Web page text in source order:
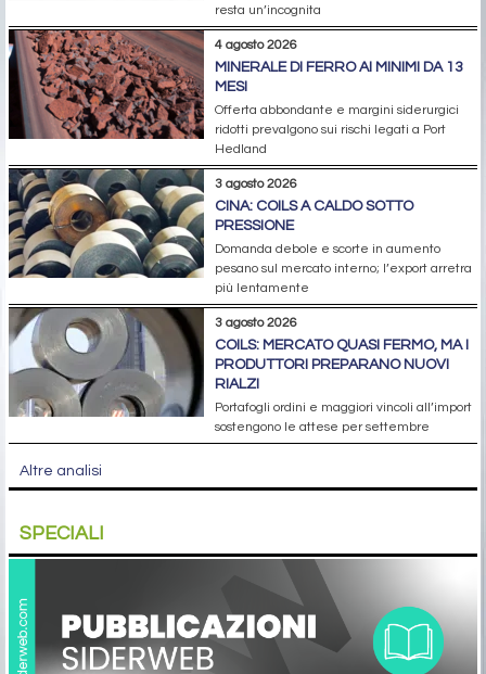
resta un’incognita
4 agosto 2026
MINERALE DI FERRO AI MINIMI DA 13
MESI
Offerta abbondante e margini siderurgici
ridotti prevalgono sui rischi legati a Port
Hedland
3 agosto 2026
CINA: COILS A CALDO SOTTO
PRESSIONE
Domanda debole e scorte in aumento
pesano sul mercato interno; l’export arretra
più lentamente
3 agosto 2026
COILS: MERCATO QUASI FERMO, MA I
PRODUTTORI PREPARANO NUOVI
RIALZI
Portafogli ordini e maggiori vincoli all’import
sostengono le attese per settembre
Altre analisi
SPECIALI